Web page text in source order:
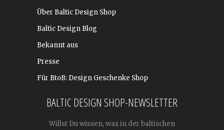
Über Baltic Design Shop
Baltic Design Blog
Bekannt aus
Presse
Für BtoB: Design Geschenke Shop
BALTIC DESIGN SHOP-NEWSLETTER
Willst Du wissen, was in der baltischen